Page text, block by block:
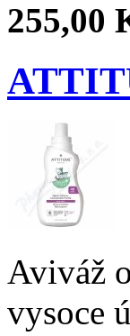
255,00
Aviváž
vysoce